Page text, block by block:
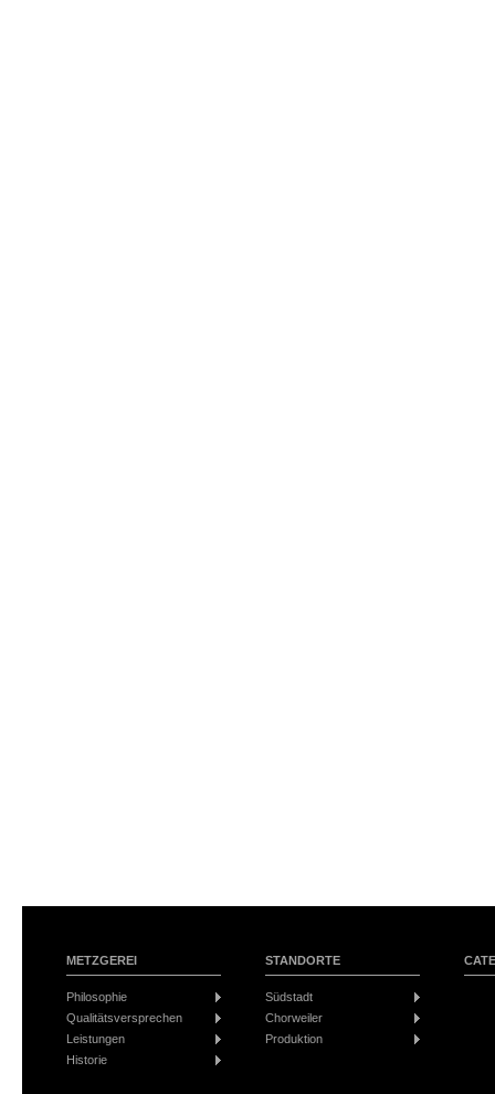
METZGEREI
Philosophie
Qualitätsversprechen
Leistungen
Historie
STANDORTE
Südstadt
Chorweiler
Produktion